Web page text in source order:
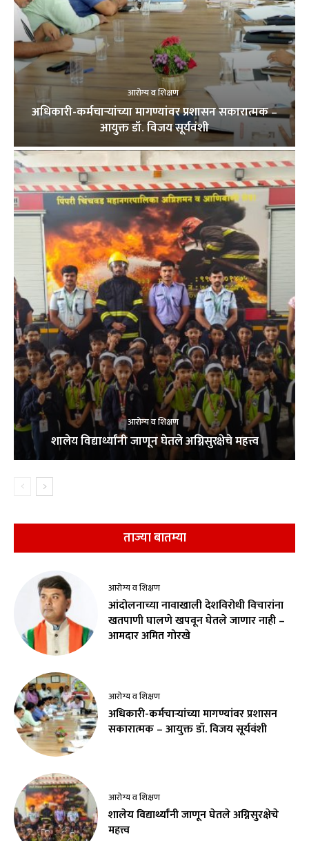
आरोग्य व शिक्षण
अधिकारी-कर्मचाऱ्यांच्या मागण्यांवर प्रशासन सकारात्मक –
आयुक्त डॉ. विजय सूर्यवंशी
आरोग्य व शिक्षण
शालेय विद्यार्थ्यांनी जाणून घेतले अग्निसुरक्षेचे महत्त्व
ताज्या बातम्या
आरोग्य व शिक्षण
आंदोलनाच्या नावाखाली देशविरोधी विचारांना
खतपाणी घालणे खपवून घेतले जाणार नाही –
आमदार अमित गोरखे
आरोग्य व शिक्षण
अधिकारी-कर्मचाऱ्यांच्या मागण्यांवर प्रशासन
सकारात्मक – आयुक्त डॉ. विजय सूर्यवंशी
आरोग्य व शिक्षण
शालेय विद्यार्थ्यांनी जाणून घेतले अग्निसुरक्षेचे
महत्त्व